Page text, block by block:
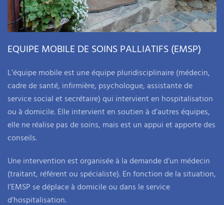
EQUIPE MOBILE DE SOINS PALLIATIFS (EMSP)
L’équipe mobile est une équipe pluridisciplinaire (médecin,
cadre de santé, infirmière, psychologue, assistante de
service social et secrétaire) qui intervient en hospitalisation
ou à domicile. Elle intervient en soutien à d’autres équipes,
elle ne réalise pas de soins, mais est un appui et apporte des
conseils.
Une intervention est organisée à la demande d’un médecin
(traitant, référent ou spécialiste). En fonction de la situation,
l’EMSP se déplace à domicile ou dans le service
d’hospitalisation.